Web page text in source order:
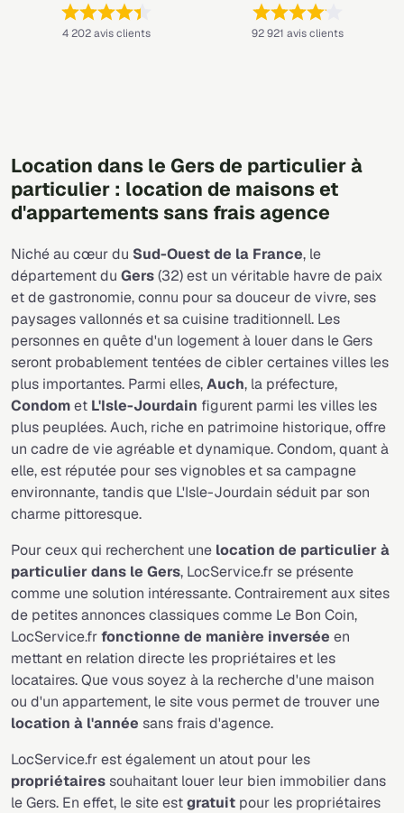
Note : 4,4 sur 5 —
4 202 avis clients Note : 4,1 sur 5 —
92 921 avis clients
Location dans le Gers de particulier à
particulier : location de maisons et
d'appartements sans frais agence
Niché au cœur du Sud-Ouest de la France, le
département du Gers(32) est un véritable havre de paix
et de gastronomie, connu pour sa douceur de vivre, ses
paysages vallonnés et sa cuisine traditionnell. Les
personnes en quête d'un logement à louer dans le Gers
seront probablement tentées de cibler certaines villes les
plus importantes. Parmi elles,Auch, la préfecture,
Condomet L'Isle-Jourdain figurent parmi les villes les
plus peuplées. Auch, riche en patrimoine historique, offre
un cadre de vie agréable et dynamique. Condom, quant à
elle, est réputée pour ses vignobles et sa campagne
environnante, tandis que L'Isle-Jourdain séduit par son
charme pittoresque.
Pour ceux qui recherchent une location de particulier à
particulier dans le Gers, LocService.fr se présente
comme une solution intéressante. Contrairement aux sites
de petites annonces classiques comme Le Bon Coin,
LocService.frfonctionne de manière inversée en
mettant en relation directe les propriétaires et les
locataires. Que vous soyez à la recherche d'une maison
ou d'un appartement, le site vous permet de trouver une
location à l'année sans frais d'agence.
LocService.fr est également un atout pour les
propriétairessouhaitant louer leur bien immobilier dans
le Gers. En effet, le site estgratuit pour les propriétaires